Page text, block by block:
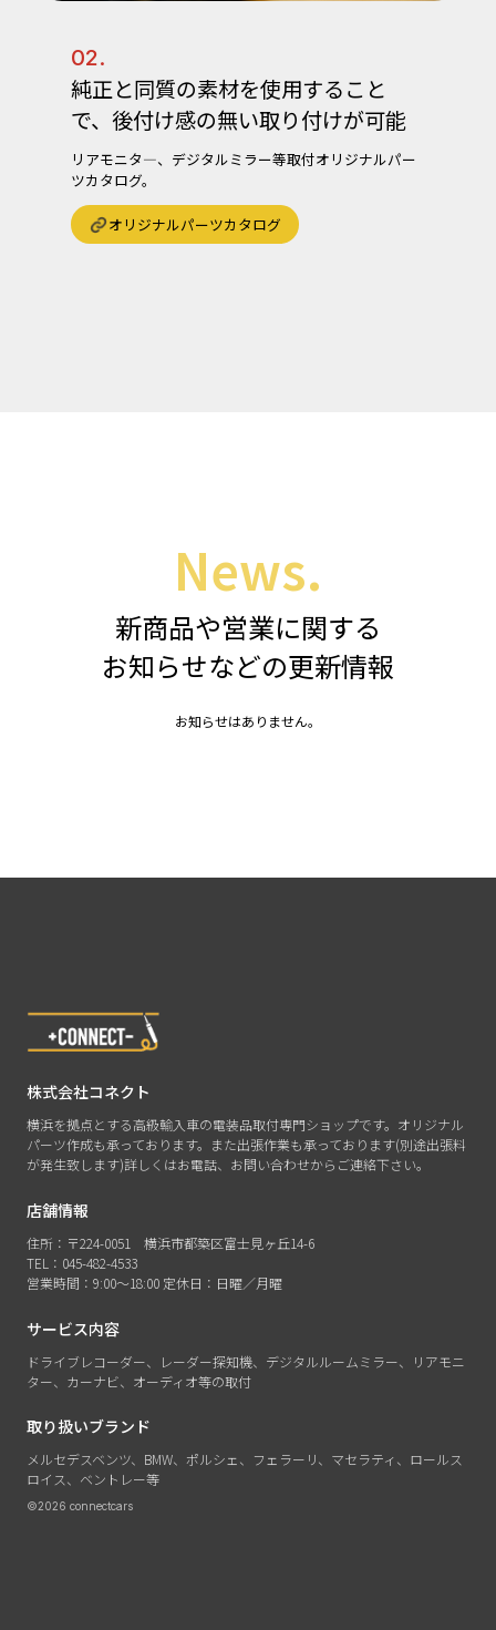
02.
純正と同質の素材を使用すること
で、後付け感の無い取り付けが可能
リアモニタ―、デジタルミラー等取付オリジナルパー
ツカタログ。
オリジナルパーツカタログ
News.
新商品や営業に関する
お知らせなどの更新情報
お知らせはありません。
株式会社コネクト
横浜を拠点とする高級輸入車の電装品取付専門ショップです。オリジナル
パーツ作成も承っております。また出張作業も承っております(別途出張料
が発生致します)詳しくはお電話、お問い合わせからご連絡下さい。
店舗情報
住所：〒224-0051 横浜市都築区富士見ヶ丘14-6
TEL：045-482-4533
営業時間：9:00〜18:00 定休日：日曜／月曜
サービス内容
ドライブレコーダー、レーダー探知機、デジタルルームミラー、リアモニ
ター、カーナビ、オーディオ等の取付
取り扱いブランド
メルセデスベンツ、BMW、ポルシェ、フェラーリ、マセラティ、ロールス
ロイス、ベントレー等
©2026 connectcars